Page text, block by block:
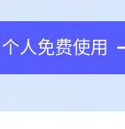
人免费使用